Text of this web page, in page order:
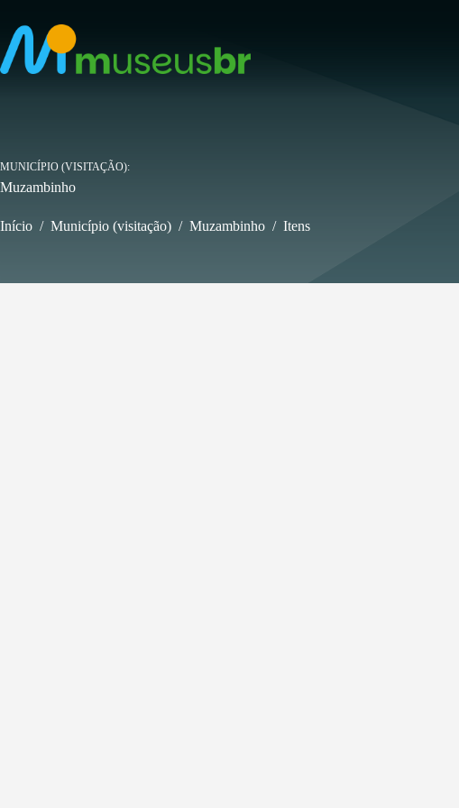
para
conteúdo
MUNICÍPIO (VISITAÇÃO)
Muzambinho
Início / Município (visitação) / Muzambinho / Itens